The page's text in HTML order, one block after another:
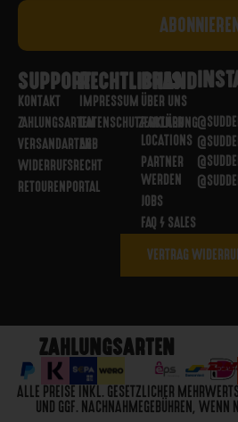
SUPPORT
KONTAKT
ZAHLUNGSARTEN
VERSANDARTEN
WIDERRUFSRECHT
RETOURENPORTAL
RECHTLICHES
IMPRESSUM
DATENSCHUTZERKLÄRUNG
AGB
BRAND
ÜBER UNS
PARTNER
LOCATIONS
PARTNER
WERDEN
JOBS
FAQ / SALES
VERTRAG
ZAHLUNGSARTEN
ALLE PREISE INKL. GESETZLICHER
UND GGF. NACHNAHMEGEBÜHREN, WENN